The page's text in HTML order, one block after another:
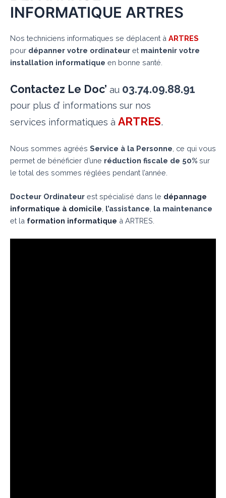
INFORMATIQUE ARTRES
Nos techniciens informatiques se déplacent à ARTRES
pour dépanner votre ordinateur et maintenir votre
installation informatique en bonne santé.
Contactez Le Doc’ au 03.74.09.88.91
pour plus d’ informations sur nos
services informatiques à ARTRES.
Nous sommes agréés Service à la Personne , ce qui vous
permet de bénéficier d’une réduction fiscale de 50% sur
le total des sommes réglées pendant l’année.
Docteur Ordinateur est spécialisé dans le dépannage
informatique à domicile l’assistance la maintenance
et la formation informatique à ARTRES.